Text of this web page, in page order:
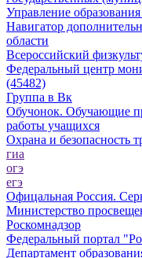
Управление
Навигатор
области
Всероссийский
Федеральный центр
(45482)
Группа в Вк
Обучонок. Обучающие
работы учащихся
Охрана и безопасность
гиа
огэ
егэ
Офицальная Россия.
Министерство
Роскомнадзор
Федеральный портал
Департамент